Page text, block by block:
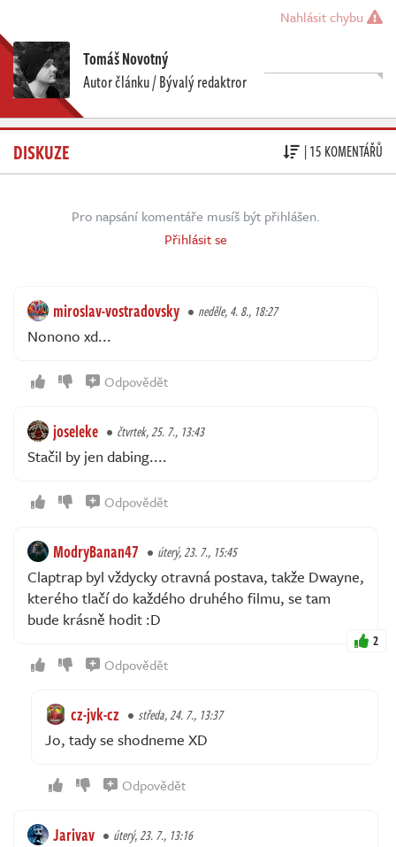
Nahlásit chybu
Tomáš Novotný
Autor článku / Bývalý redaktror
DISKUZE | 15 KOMENTÁŘŮ
Pro napsání komentáře musíš být přihlášen.
Přihlásit se
miroslav-vostradovsky neděle, 4. 8., 18:27
Nonono xd...
Odpovědět
joseleke čtvrtek, 25. 7., 13:43
Stačil by jen dabing....
Odpovědět
ModryBanan47 úterý, 23. 7., 15:45
Claptrap byl vždycky otravná postava, takže Dwayne,
kterého tlačí do každého druhého filmu, se tam
bude krásně hodit :D
2
Odpovědět
cz-jvk-cz středa, 24. 7., 13:37
Jo, tady se shodneme XD
Odpovědět
Jarivav úterý, 23. 7., 13:16